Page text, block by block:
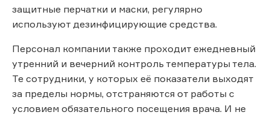
защитные перчатки и маски, регулярно
используют дезинфицирующие средства.
Персонал компании также проходит ежедневный
утренний и вечерний контроль температуры тела.
Те сотрудники, у которых её показатели выходят
за пределы нормы, отстраняются от работы с
условием обязательного посещения врача. И не